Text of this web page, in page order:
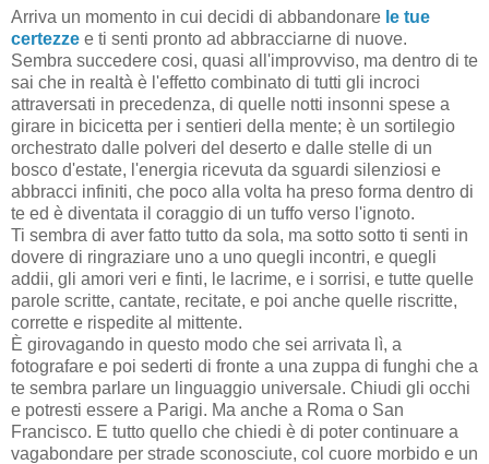
Arriva un momento in cui decidi di abbandonare le tue
certezze e ti senti pronto ad abbracciarne di nuove.
Sembra succedere cosi, quasi all'improvviso, ma dentro di te
sai che in realtà è l'effetto combinato di tutti gli incroci
attraversati in precedenza, di quelle notti insonni spese a
girare in bicicetta per i sentieri della mente; è un sortilegio
orchestrato dalle polveri del deserto e dalle stelle di un
bosco d'estate, l'energia ricevuta da sguardi silenziosi e
abbracci infiniti, che poco alla volta ha preso forma dentro di
te ed è diventata il coraggio di un tuffo verso l'ignoto.
Ti sembra di aver fatto tutto da sola, ma sotto sotto ti senti in
dovere di ringraziare uno a uno quegli incontri, e quegli
addii, gli amori veri e finti, le lacrime, e i sorrisi, e tutte quelle
parole scritte, cantate, recitate, e poi anche quelle riscritte,
corrette e rispedite al mittente.
È girovagando in questo modo che sei arrivata lì, a
fotografare e poi sederti di fronte a una zuppa di funghi che a
te sembra parlare un linguaggio universale. Chiudi gli occhi
e potresti essere a Parigi. Ma anche a Roma o San
Francisco. E tutto quello che chiedi è di poter continuare a
vagabondare per strade sconosciute, col cuore morbido e un